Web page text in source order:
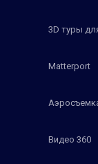
3D туры
Matterport
Видео 360